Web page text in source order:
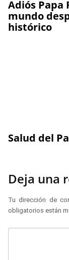
Adiós Papa
mundo
histórico
Salud del
Deja una
Tu dirección de
obligatorios están